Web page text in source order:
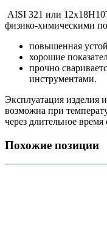
AISI 321 или
физико-химическими
повышенная
хорошие
прочно
инструментами.
Эксплуатация изделия
возможна при
через длительное
Похожие позиции